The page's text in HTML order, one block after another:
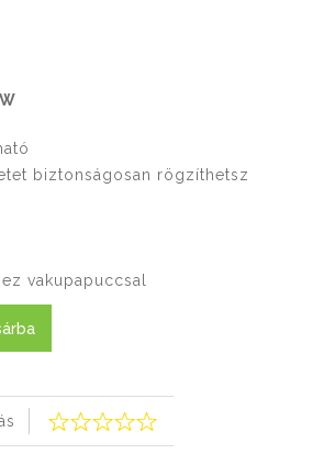
biztonságosan rögzíthetsz
vakupapuccsal